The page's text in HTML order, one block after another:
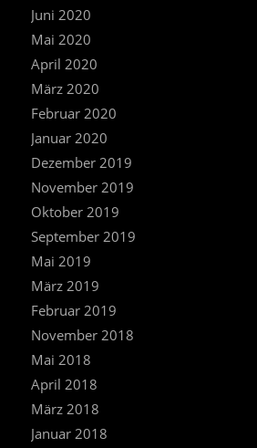
Juni 2020
Mai 2020
April 2020
März 2020
Februar 2020
Januar 2020
Dezember 2019
November 2019
Oktober 2019
September 2019
Mai 2019
März 2019
Februar 2019
November 2018
Mai 2018
April 2018
März 2018
Januar 2018